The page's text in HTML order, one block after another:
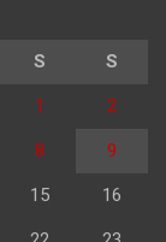
S S
1 2
8 9
15 16